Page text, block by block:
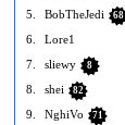
5.
BobTheJedi 68
6.
Lore1
7.
sliewy 8
8.
shei 82
9.
NghiVo 71